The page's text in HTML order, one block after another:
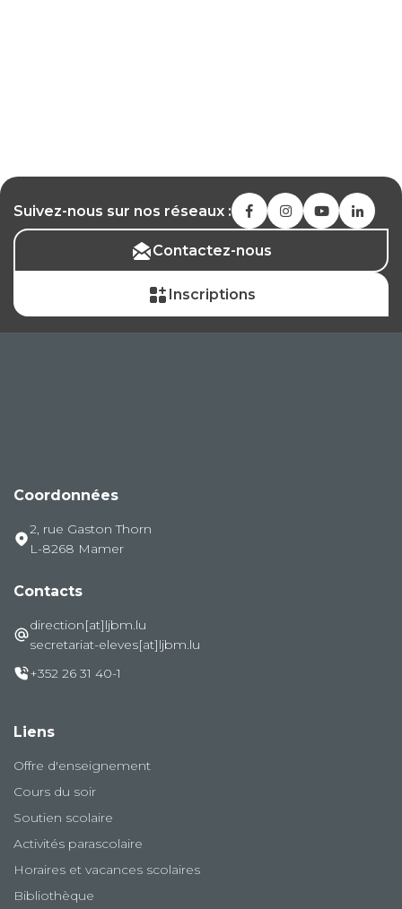
Suivez-nous sur nos réseaux :
Contactez-nous
Inscriptions
Coordonnées
2, rue Gaston Thorn
L-8268 Mamer
Contacts
direction[at]ljbm.lu
secretariat-eleves[at]ljbm.lu
+352 26 31 40-1
Liens
Offre d'enseignement
Cours du soir
Soutien scolaire
Activités parascolaire
Horaires et vacances scolaires
Bibliothèque